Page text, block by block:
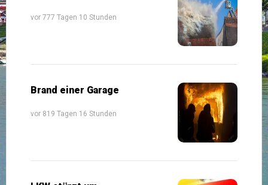
vor 777 Tagen 10 Stunden
Brand einer Garage
vor 819 Tagen 16 Stunden